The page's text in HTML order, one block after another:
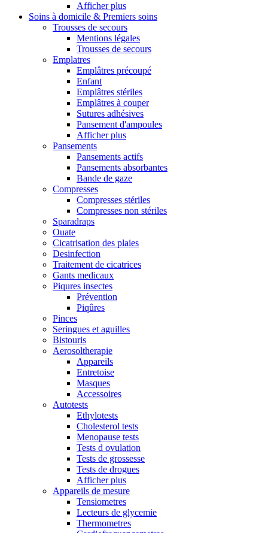
Afficher plus
Soins à domicile & Premiers soins
Trousses de secours
Mentions légales
Trousses de secours
Emplatres
Emplâtres précoupé
Enfant
Emplâtres stériles
Emplâtres à couper
Sutures adhésives
Pansement d'ampoules
Afficher plus
Pansements
Pansements actifs
Pansements absorbantes
Bande de gaze
Compresses
Compresses stériles
Compresses non stériles
Sparadraps
Ouate
Cicatrisation des plaies
Desinfection
Traitement de cicatrices
Gants medicaux
Piqures insectes
Prévention
Piqûres
Pinces
Seringues et aguilles
Bistouris
Aerosoltherapie
Appareils
Entretoise
Masques
Accessoires
Autotests
Ethylotests
Cholesterol tests
Menopause tests
Tests d ovulation
Tests de grossesse
Tests de drogues
Afficher plus
Appareils de mesure
Tensiometres
Lecteurs de glycemie
Thermometres